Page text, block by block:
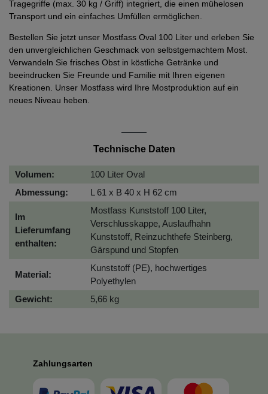
Tragegriffe (max. 30 kg / Griff) integriert, die einen mühelosen
Transport und ein einfaches Umfüllen ermöglichen.
Bestellen Sie jetzt unser Mostfass Oval 100 Liter und erleben Sie
den unvergleichlichen Geschmack von selbstgemachtem Most.
Verwandeln Sie frisches Obst in köstliche Getränke und
beeindrucken Sie Freunde und Familie mit Ihren eigenen
Kreationen. Unser Mostfass wird Ihre Mostproduktion auf ein
neues Niveau heben.
Technische Daten
Volumen:
100 Liter Oval
Abmessung:
L 61 x B 40 x H 62 cm
Im
Lieferumfang
enthalten:
Mostfass Kunststoff 100 Liter,
Verschlusskappe, Auslaufhahn
Kunststoff, Reinzuchthefe Steinberg,
Gärspund und Stopfen
Material:
Kunststoff (PE), hochwertiges
Polyethylen
Gewicht:
5,66 kg
Zahlungsarten